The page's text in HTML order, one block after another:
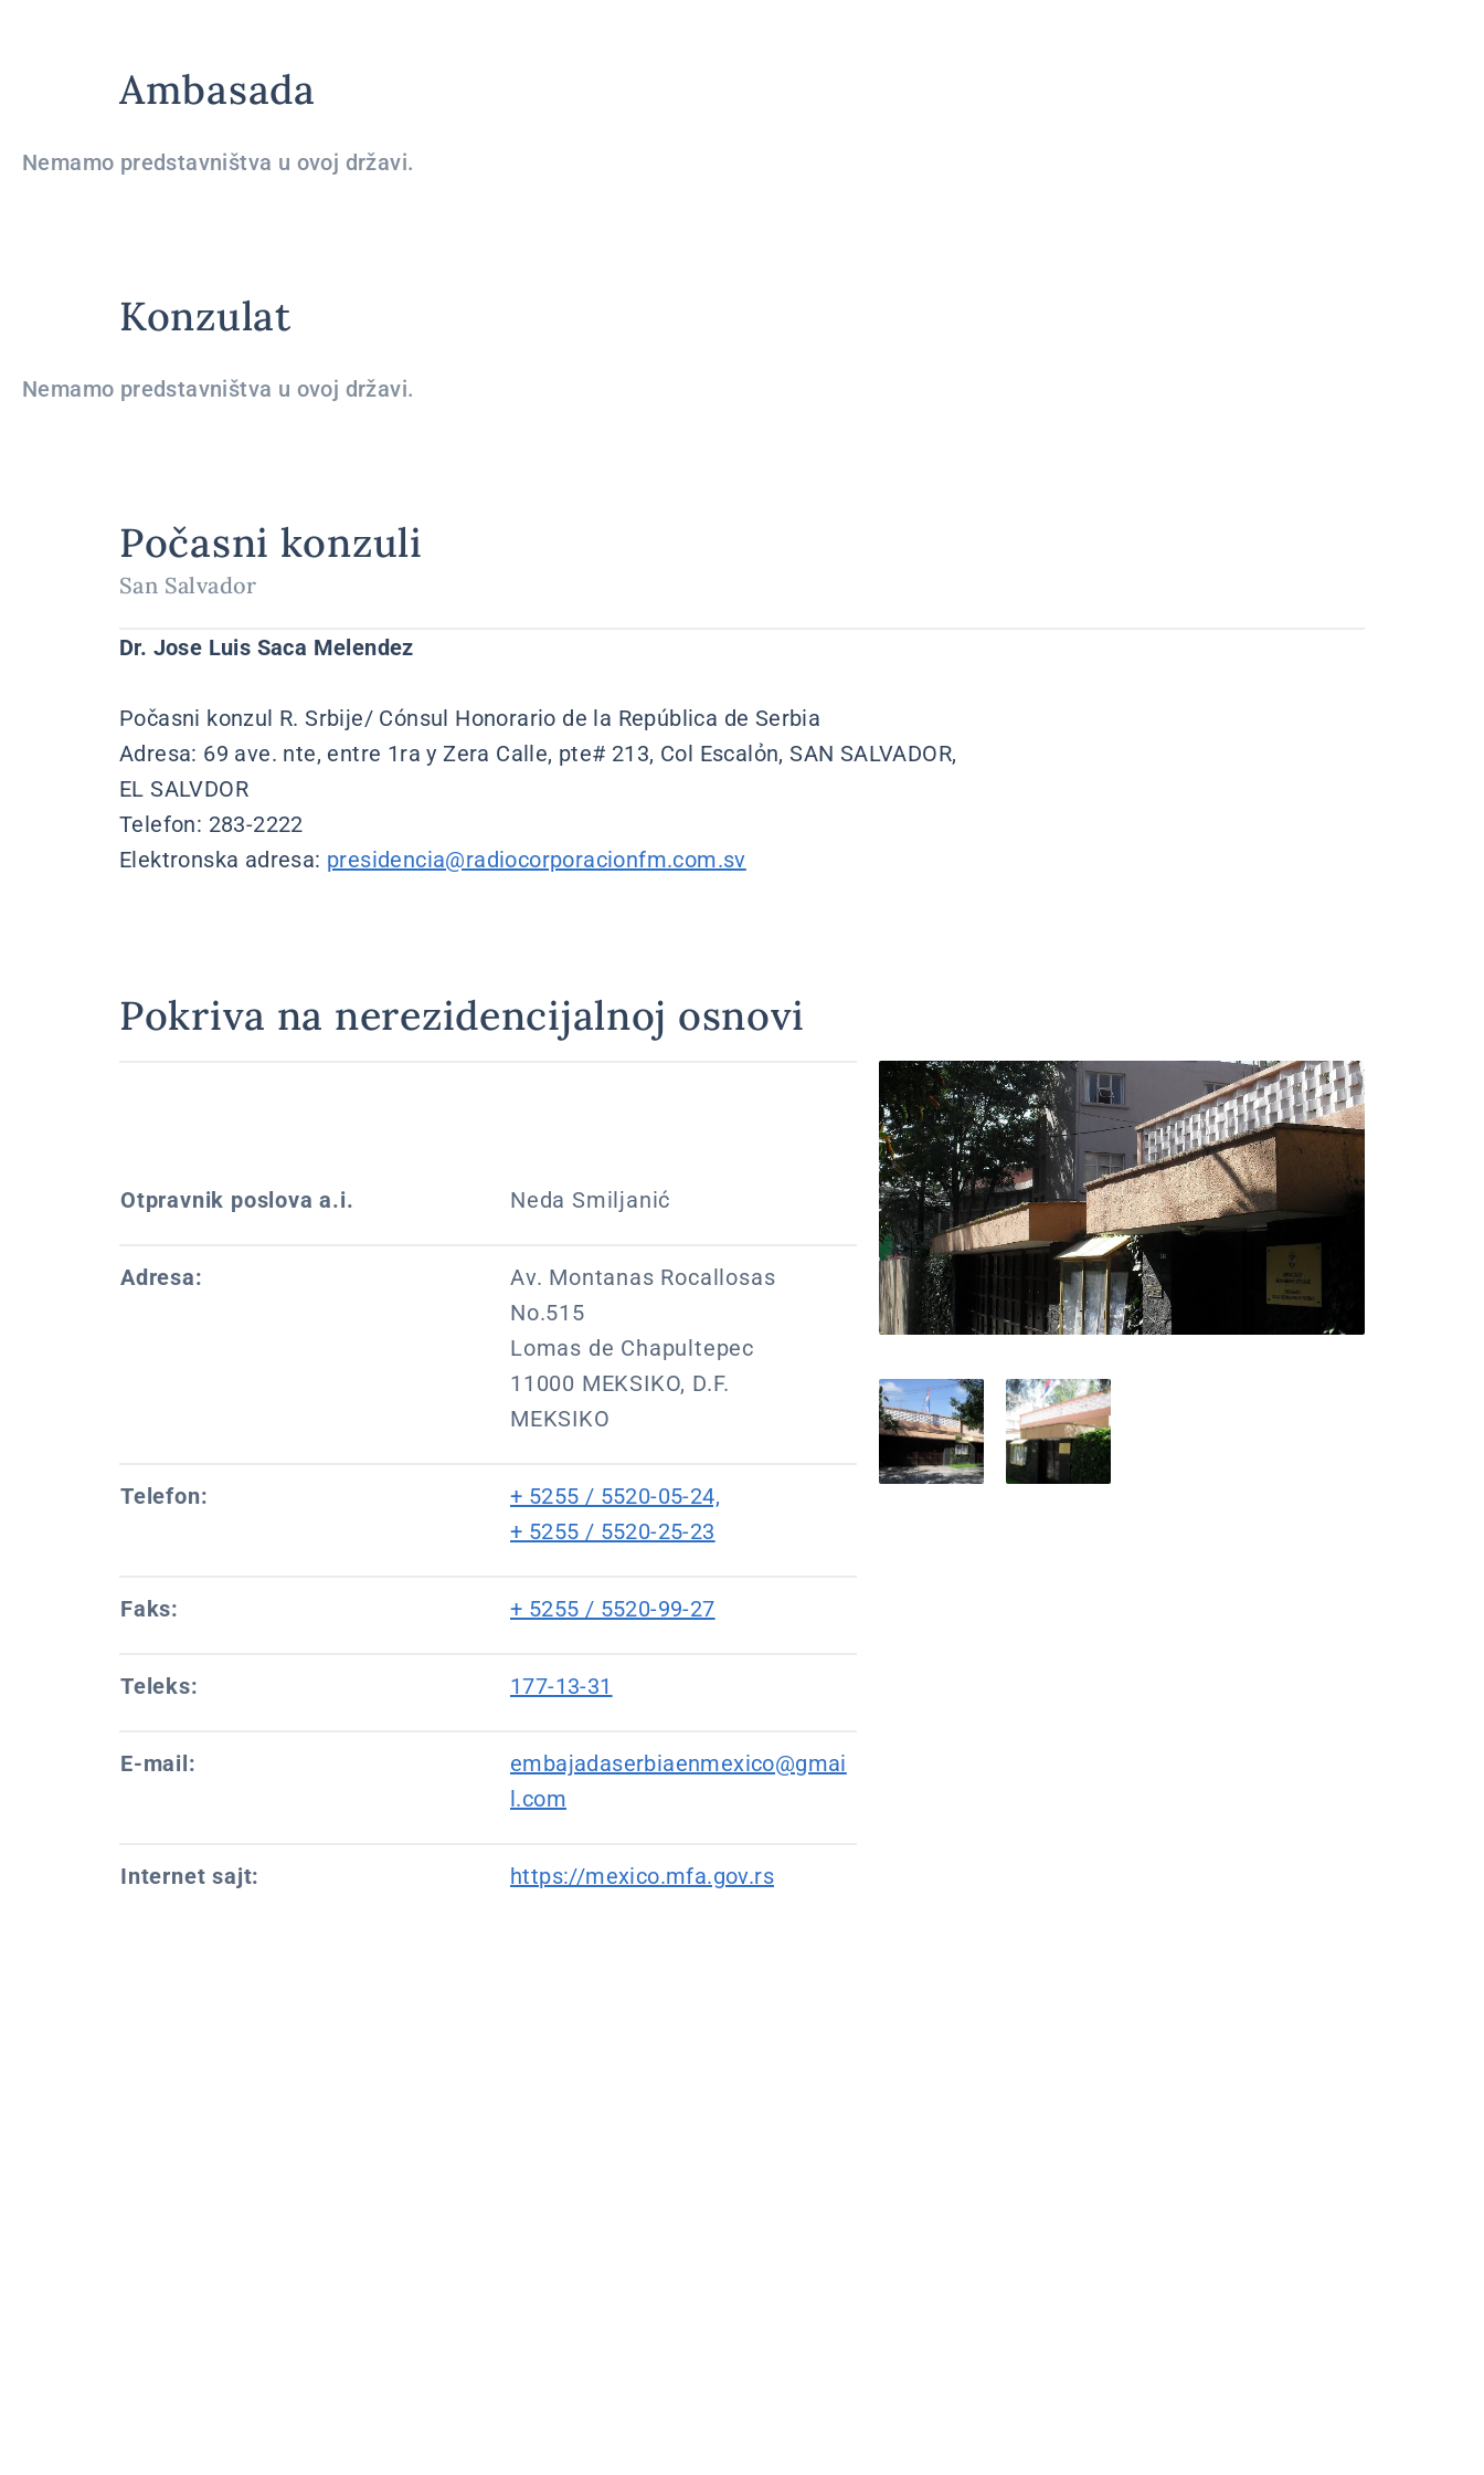
Ambasada
Nemamo predstavništva u ovoj državi.
Konzulat
Nemamo predstavništva u ovoj državi.
Počasni konzuli
San Salvador
Dr. Jose Luis Saca Melendez
Počasni konzul R. Srbije/ Cónsul Honorario de la República de Serbia
Adresa: 69 ave. nte, entre 1ra y Zera Calle, pte# 213, Col Escalỏn, SAN SALVADOR,
EL SALVDOR
Telefon: 283-2222
Elektronska adresa: presidencia@radiocorporacionfm.com.sv
Pokriva na nerezidencijalnoj osnovi
Otpravnik poslova a.i. Neda Smiljanić
Adresa:
Av. Montanas Rocallosas
No.515
Lomas de Chapultepec
11000 MEKSIKO, D.F.
MEKSIKO
Telefon:
+ 5255 / 5520-05-24,
+ 5255 / 5520-25-23
Faks: + 5255 / 5520-99-27
Teleks: 177-13-31
E-mail:
embajadaserbiaenmexico@gmai
l.com
Internet sajt: https://mexico.mfa.gov.rs